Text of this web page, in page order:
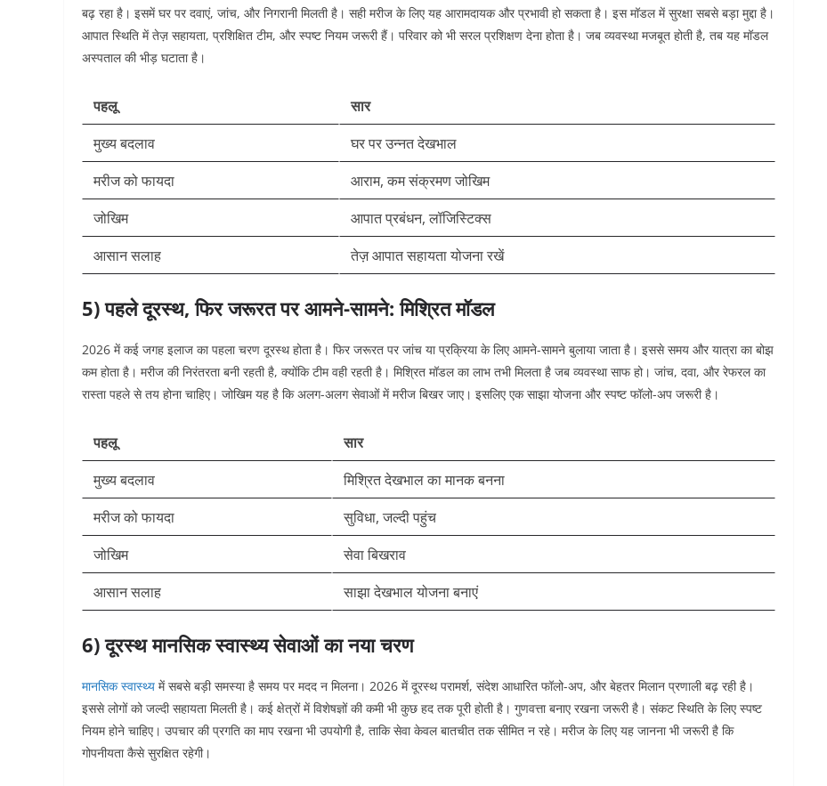
बढ़ रहा है। इसमें घर पर दवाएं, जांच, और निगरानी मिलती है। सही मरीज के लिए यह आरामदायक और प्रभावी हो सकता है। इस मॉडल में सुरक्षा सबसे बड़ा मुद्दा है।
आपात स्थिति में तेज़ सहायता, प्रशिक्षित टीम, और स्पष्ट नियम जरूरी हैं। परिवार को भी सरल प्रशिक्षण देना होता है। जब व्यवस्था मजबूत होती है, तब यह मॉडल
अस्पताल की भीड़ घटाता है।
पहलू
सार
मुख्य बदलाव
घर पर उन्नत देखभाल
मरीज को फायदा
आराम, कम संक्रमण जोखिम
जोखिम
आपात प्रबंधन, लॉजिस्टिक्स
आसान सलाह
तेज़ आपात सहायता योजना रखें
5) पहले दूरस्थ, फिर जरूरत पर आमने-सामने: मिश्रित मॉडल
2026 में कई जगह इलाज का पहला चरण दूरस्थ होता है। फिर जरूरत पर जांच या प्रक्रिया के लिए आमने-सामने बुलाया जाता है। इससे समय और यात्रा का बोझ
कम होता है। मरीज की निरंतरता बनी रहती है, क्योंकि टीम वही रहती है। मिश्रित मॉडल का लाभ तभी मिलता है जब व्यवस्था साफ हो। जांच, दवा, और रेफरल का
रास्ता पहले से तय होना चाहिए। जोखिम यह है कि अलग-अलग सेवाओं में मरीज बिखर जाए। इसलिए एक साझा योजना और स्पष्ट फॉलो-अप जरूरी है।
पहलू
सार
मुख्य बदलाव
मिश्रित देखभाल का मानक बनना
मरीज को फायदा
सुविधा, जल्दी पहुंच
जोखिम
सेवा बिखराव
आसान सलाह
साझा देखभाल योजना बनाएं
6) दूरस्थ मानसिक स्वास्थ्य सेवाओं का नया चरण
मानसिक स्वास्थ्य में सबसे बड़ी समस्या है समय पर मदद न मिलना। 2026 में दूरस्थ परामर्श, संदेश आधारित फॉलो-अप, और बेहतर मिलान प्रणाली बढ़ रही है।
इससे लोगों को जल्दी सहायता मिलती है। कई क्षेत्रों में विशेषज्ञों की कमी भी कुछ हद तक पूरी होती है। गुणवत्ता बनाए रखना जरूरी है। संकट स्थिति के लिए स्पष्ट
नियम होने चाहिए। उपचार की प्रगति का माप रखना भी उपयोगी है, ताकि सेवा केवल बातचीत तक सीमित न रहे। मरीज के लिए यह जानना भी जरूरी है कि
गोपनीयता कैसे सुरक्षित रहेगी।